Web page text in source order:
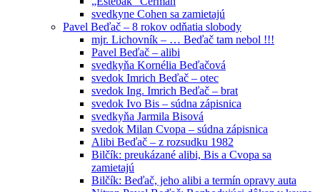
svedkyne Cohen sa zamietajú
Pavel Beďač – 8 rokov odňatia slobody
mjr. Lichovník – … Beďač tam nebol !!!
Pavel Beďač – alibi
svedkyňa Kornélia Beďačová
svedok Imrich Beďač – otec
svedok Ing. Imrich Beďač – brat
svedok Ivo Bis – súdna zápisnica
svedkyňa Jarmila Bisová
svedok Milan Cvopa – súdna zápisnica
Alibi Beďač – z rozsudku 1982
Bilčík: preukázané alibi, Bis a Cvopa sa
zamietajú
Bilčík: Beďač, jeho alibi a termín opravy auta